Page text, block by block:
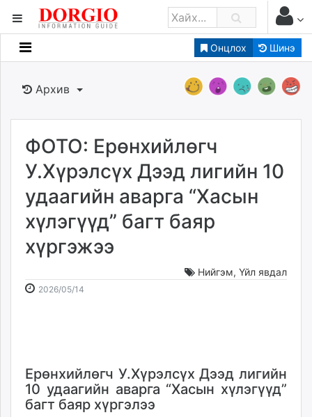
Онцлох Шинэ
Мэдээллийн
Банк санхүү
Бизнес ААН
Төрийн
dorgio.mn
Gogo.mn
caak.mn
news.mn
Baabar.mn
Eguur.mn
24tsag.mn
shuud.mn
Архив
ФОТО: Ерөнхийлөгч
У.Хүрэлсүх Дээд лигийн 10
удаагийн аварга “Хасын
хүлэгүүд” багт баяр
хүргэжээ
Нийгэм, Үйл явдал
2026/05/14
Ерөнхийлөгч У.Хүрэлсүх Дээд лигийн
10 удаагийн аварга “Хасын хүлэгүүд”
багт баяр хүргэлээ